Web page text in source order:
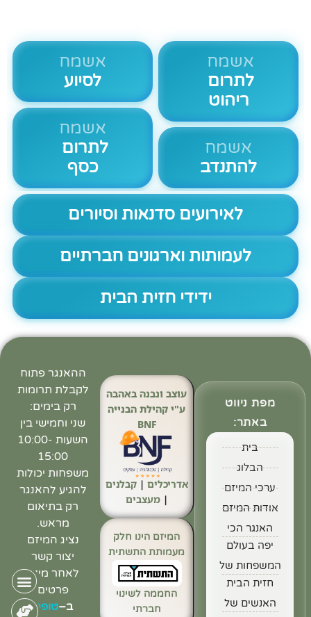
אשמח
לתרום
ריהוט
אשמח
להתנדב
אשמח
לסיוע
אשמח
לתרום
כסף
לאירועים סדנאות וסיורים
לעמותות וארגונים חברתיים
ידידי חזית הבית
מפת ניווט
באתר:
בית
הבלוג
ערכי המיזם
אודות המיזם
האנגר הכי
יפה בעולם
המשפחות של
חזית הבית
האנשים של
ההאנגר פתוח
לקבלת תרומות
רק בימים:
שני וחמישי בין
השעות 10:00-
15:00
משפחות יכולות
להגיע להאנגר
רק בתיאום
מראש.
נציג המיזם
יצור קשר
לאחר מילוי
פרטים
ב–טופס
עוצב ונבנה באהבה
ע"י קהילת הבנייה
BNF
אדריכלים | קבלנים
|מעצבים
המיזם הינו חלק
מעמותת התשתית
החממה לשינוי
חברתי